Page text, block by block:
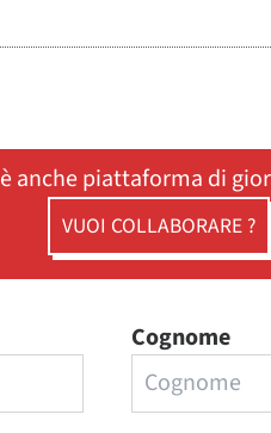
anche piattaforma di
VUOI COLLABORARE ?
Cognome